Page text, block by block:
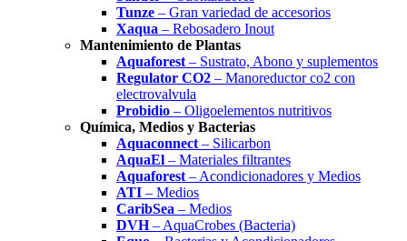
Tunze – Gran variedad de accesorios
Xaqua – Rebosadero Inout
Mantenimiento de Plantas
Aquaforest – Sustrato, Abono y suplementos
Regulator CO2 – Manoreductor co2 con
electrovalvula
Probidio – Oligoelementos nutritivos
Química, Medios y Bacterias
Aquaconnect – Silicarbon
AquaEl – Materiales filtrantes
Aquaforest – Acondicionadores y Medios
ATI – Medios
CaribSea – Medios
DVH– AquaCrobes (Bacteria)